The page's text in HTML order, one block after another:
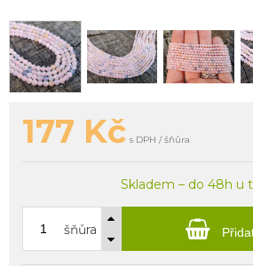
177 Kč s DPH / šňůra
Skladem – do 48h u
šňůra